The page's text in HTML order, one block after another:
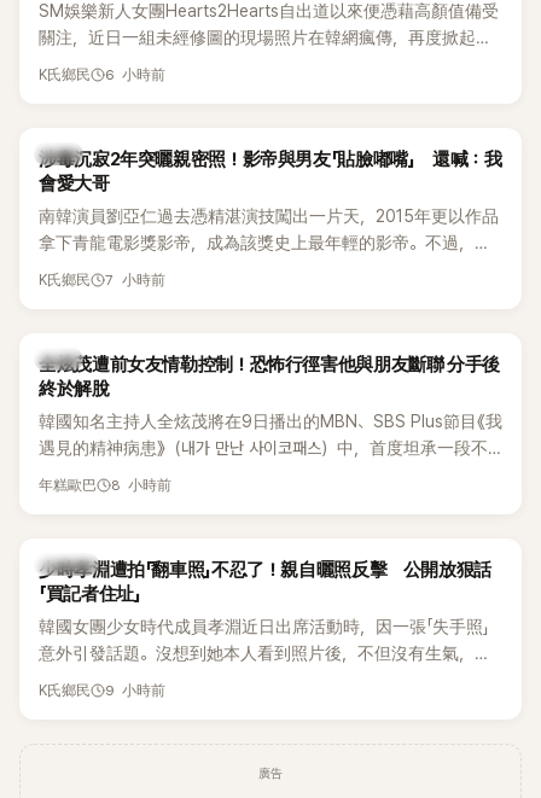
SM娛樂新人女團Hearts2Hearts自出道以來便憑藉高顏值備受
關注，近日一組未經修圖的現場照片在韓網瘋傳，再度掀起熱
烈討論，不少看過本人的網友更直呼：「真人比照片還漂亮！」
K氏鄉民 6 小時前
韓星
涉毒沉寂2年突曬親密照！影帝與男友「貼臉嘟嘴」 還喊：我
會愛大哥
南韓演員劉亞仁過去憑精湛演技闖出一片天，2015年更以作品
拿下青龍電影獎影帝，成為該獎史上最年輕的影帝。不過，他
2023年爆出涉毒風波後，演藝事業受到重創，後續又牽扯與男
K氏鄉民 7 小時前
韓星
全炫茂遭前女友情勒控制！恐怖行徑害他與朋友斷聯 分手後
終於解脫
韓國知名主持人全炫茂將在9日播出的MBN、SBS Plus節目《我
遇見的精神病患》（내가 만난 사이코패스）中，首度坦承一段不
堪回首的戀愛經歷，自爆曾遭前女友過度控制，不僅走到哪都
年糕歐巴 8 小時前
K-POP
少時孝淵遭拍「翻車照」不忍了！親自曬照反擊 公開放狠話
「買記者住址」
韓國女團少女時代成員孝淵近日出席活動時，因一張「失手照」
意外引發話題。沒想到她本人看到照片後，不但沒有生氣，反
而親自把照片放上IG限時動態開玩笑，甚至幽默喊話要「買記者
K氏鄉民 9 小時前
廣告